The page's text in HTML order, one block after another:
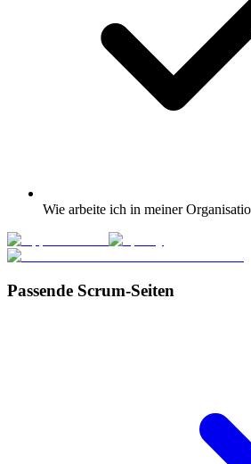
Wie arbeite ich in meiner
Passende Scrum-Seiten